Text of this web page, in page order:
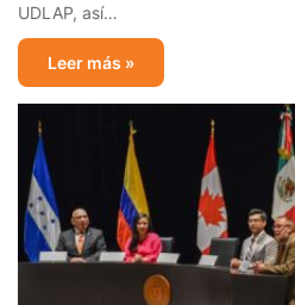
UDLAP, así…
Leer más »